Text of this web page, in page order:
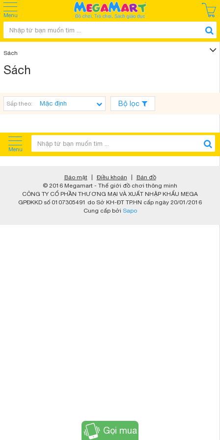
Menu
Sách
Sắp theo: Bộ lọc
Sách
Menu
Gọi mua
Bảo mật Điều khoản
Bản đồ
© 2016 Megamart - Thế giới đồ chơi thông minh
CÔNG TY CỔ PHẦN THƯƠNG MẠI VÀ XUẤT NHẬP KHẨU MEGA
GPĐKKD số 0107305491 do Sở KH-ĐT TP.HN cấp ngày 20/01/2016
Cung cấp bởi Sapo